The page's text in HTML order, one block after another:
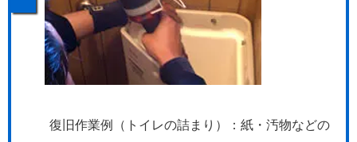
復旧作業例（トイレの詰まり）：紙・汚物などの